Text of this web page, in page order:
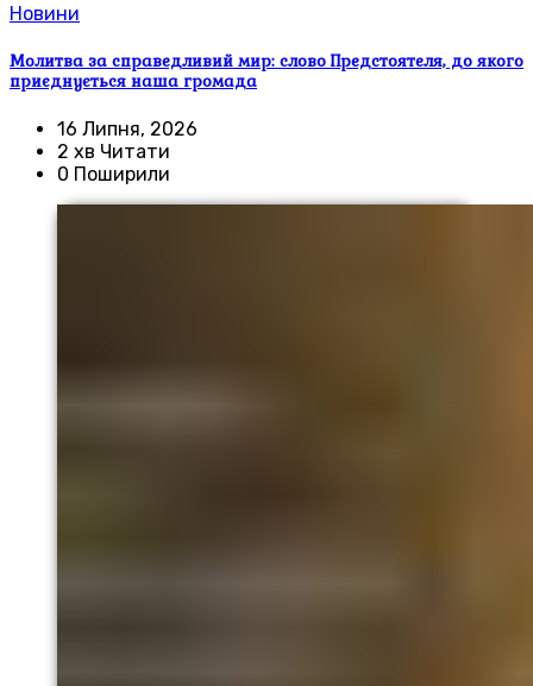
Новини
Молитва за справедливий мир: слово Предстоятеля, до якого
приєднується наша громада
16 Липня, 2026
2 хв Читати
0 Поширили